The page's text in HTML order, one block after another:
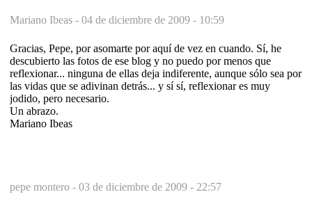
Mariano Ibeas - 04 de diciembre de 2009 - 10:59
Gracias, Pepe, por asomarte por aquí de vez en cuando. Sí, he
descubierto las fotos de ese blog y no puedo por menos que
reflexionar... ninguna de ellas deja indiferente, aunque sólo sea por
las vidas que se adivinan detrás... y sí sí, reflexionar es muy
jodido, pero necesario.
Un abrazo.
Mariano Ibeas
pepe montero - 03 de diciembre de 2009 - 22:57